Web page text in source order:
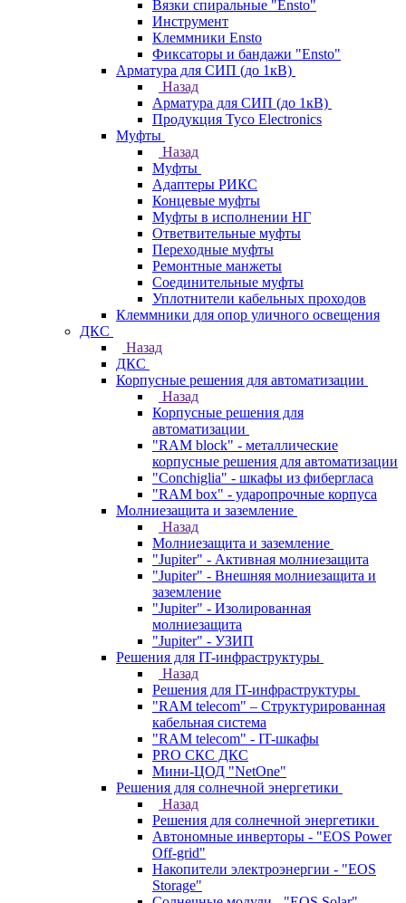
Вязки спиральные "Ensto"
Инструмент
Клеммники Ensto
Фиксаторы и бандажи "Ensto"
Арматура для СИП (до 1кВ)
Назад
Арматура для СИП (до 1кВ)
Продукция Tyco Electronics
Муфты
Назад
Муфты
Адаптеры РИКС
Концевые муфты
Муфты в исполнении НГ
Ответвительные муфты
Переходные муфты
Ремонтные манжеты
Соединительные муфты
Уплотнители кабельных проходов
Клеммники для опор уличного освещения
ДКС
Назад
ДКС
Корпусные решения для автоматизации
Назад
Корпусные решения для
автоматизации
"RAM block" - металлические
корпусные решения для автоматизации
"Conchiglia" - шкафы из фибергласа
"RAM box" - ударопрочные корпуса
Молниезащита и заземление
Назад
Молниезащита и заземление
"Jupiter" - Активная молниезащита
"Jupiter" - Внешняя молниезащита и
заземление
"Jupiter" - Изолированная
молниезащита
"Jupiter" - УЗИП
Решения для IT-инфраструктуры
Назад
Решения для IT-инфраструктуры
"RAM telecom" – Структурированная
кабельная система
"RAM telecom" - IT-шкафы
PRO СКС ДКС
Мини-ЦОД "NetOne"
Решения для солнечной энергетики
Назад
Решения для солнечной энергетики
Автономные инверторы - "EOS Power
Off-grid"
Накопители электроэнергии - "EOS
Storage"